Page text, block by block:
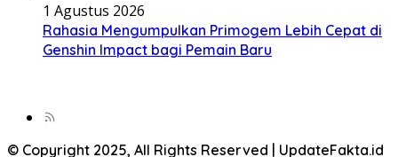
1 Agustus 2026
Rahasia Mengumpulkan Primogem Lebih Cepat di
Genshin Impact bagi Pemain Baru
© Copyright 2025, All Rights Reserved | UpdateFakta.id